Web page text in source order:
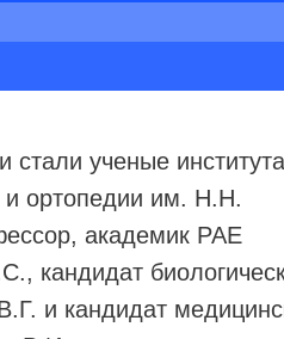
им. Н.Н.
РАЕ
биологических
медицинских
шунтирование
в клиниках по